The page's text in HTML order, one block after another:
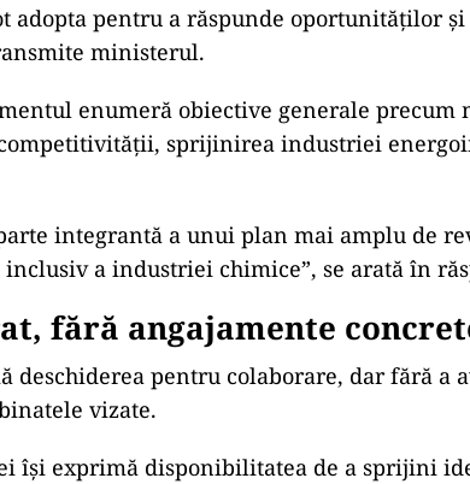
adopta pentru a răspunde oportunităților
ministerul.
enumeră obiective generale precum
sprijinirea industriei
integrantă a unui plan mai amplu de
a industriei chimice”, se arată în
fără angajamente
pentru colaborare, dar fără a
vizate.
își exprimă disponibilitatea de a sprijini